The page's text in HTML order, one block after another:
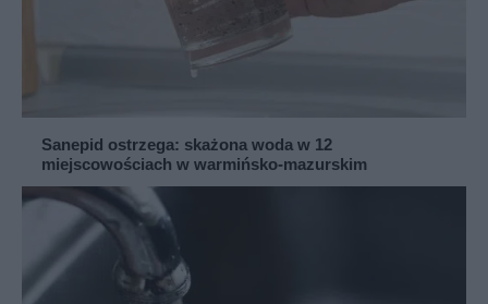
Sanepid ostrzega: skażona woda w 12
miejscowościach w warmińsko-mazurskim